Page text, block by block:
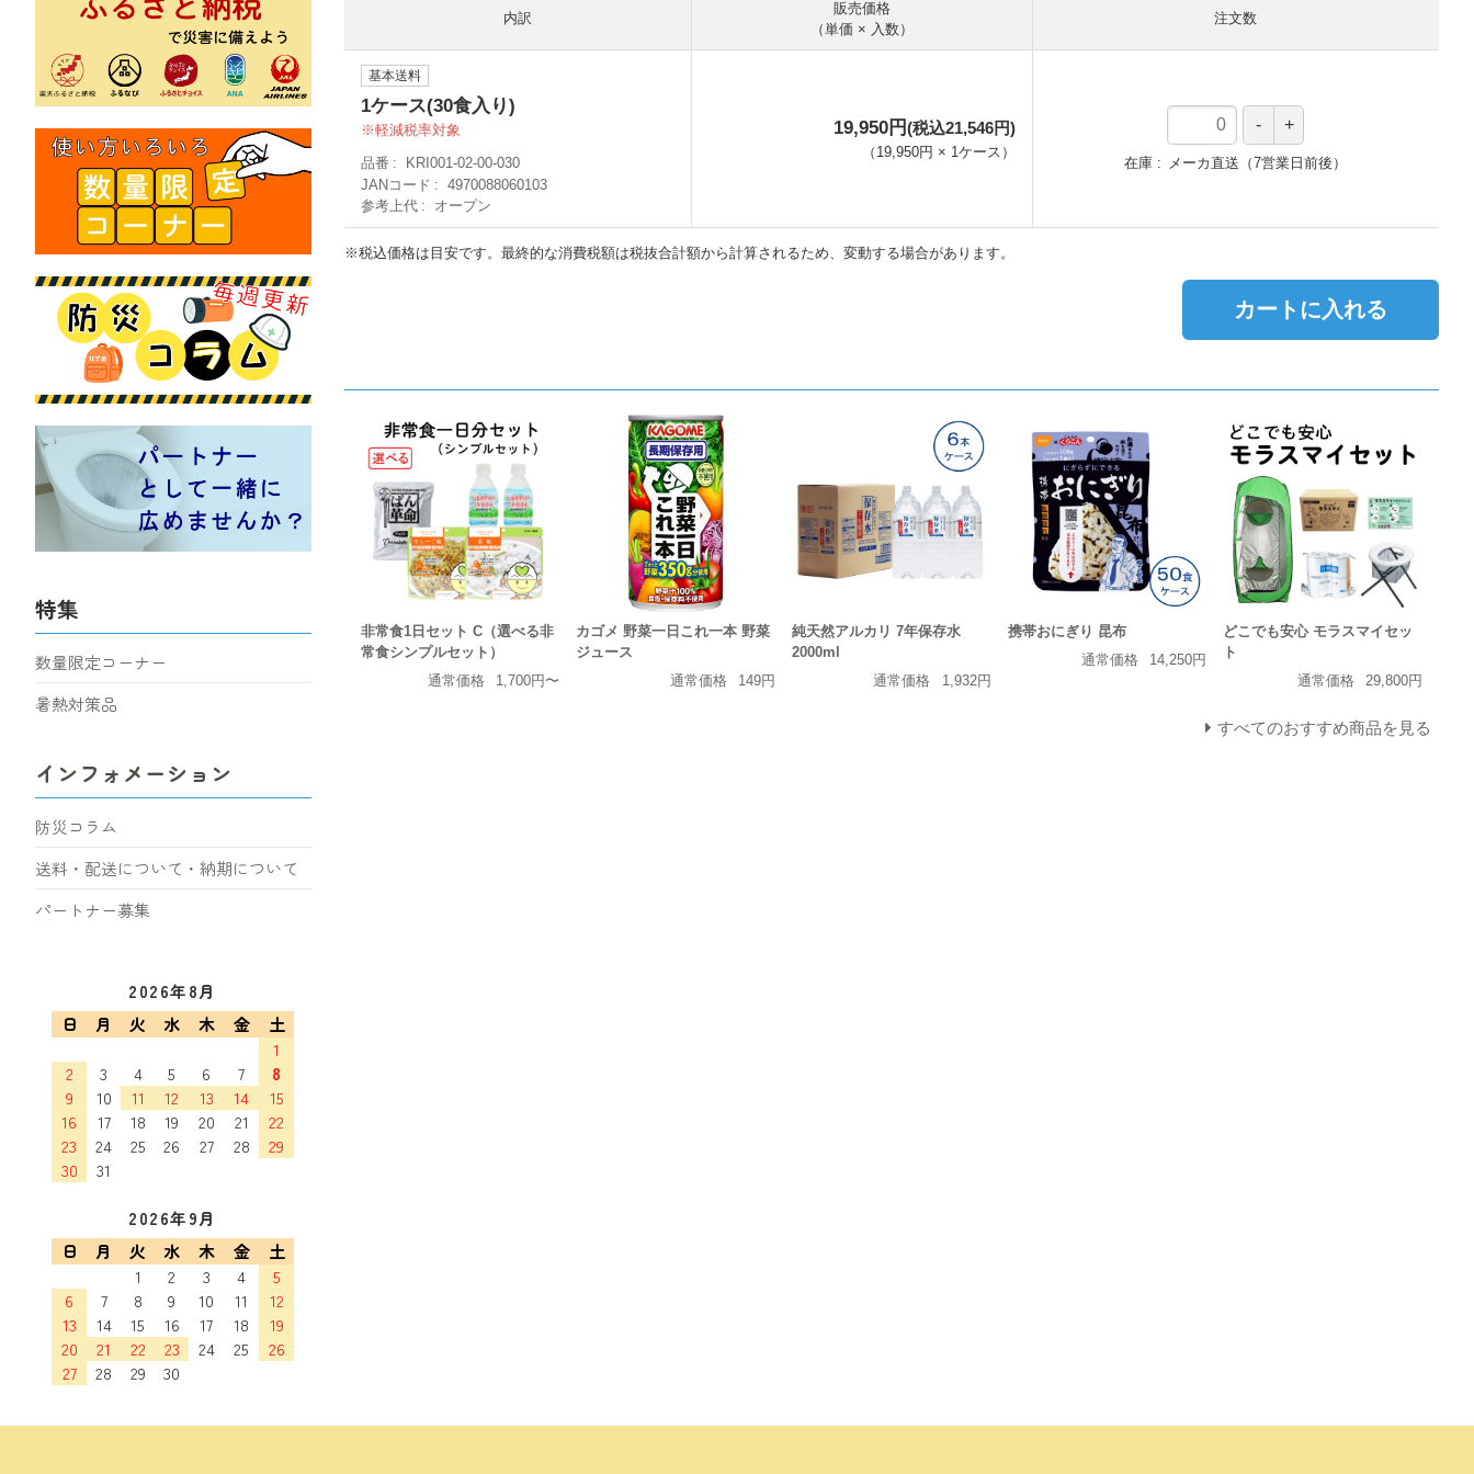
内訳
販売価格
（単価 × 入数）
注文数
基本送料
1ケース(30食入り)
軽減税率対象
品番
KRI001-02-00-030
JANコード
4970088060103
参考上代
オープン
19,950円(税込21,546円)
（ 19,950円 × 1ケース ）
在庫 メーカ直送（7営業日前後）
※税込価格は目安です。最終的な消費税額は税抜合計額から計算されるため、変動する場合があります。
カートに入れる
非常食1日セット C（選べる非
常食シンプルセット）
通常価格
1,700円〜
カゴメ 野菜一日これ一本 野菜
ジュース
通常価格
149円
純天然アルカリ 7年保存水
2000ml
通常価格
1,932円
携帯おにぎり 昆布
通常価格
14,250円
どこでも安心 モラスマイセッ
ト
通常価格
29,800円
すべてのおすすめ商品を見る
特集
数量限定コーナー
暑熱対策品
インフォメーション
防災コラム
送料・配送について・納期について
パートナー募集
2026年8月
日
月 火 水 木 金
土
1
2
3 4 5 6 7
8
9
10 11 12 13 14
15
16
17 18 19 20 21
22
23
24 25 26 27 28
29
30
31
2026年9月
日
月 火 水 木 金
土
1
2 3 4
5
6
7 8 9 10 11
12
13
14 15 16 17 18
19
20
21 22 23 24 25
26
27
28 29 30